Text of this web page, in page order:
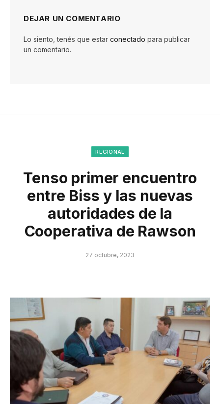
DEJAR UN COMENTARIO
Lo siento, tenés que estar conectado para publicar
un comentario.
REGIONAL
Tenso primer encuentro
entre Biss y las nuevas
autoridades de la
Cooperativa de Rawson
27 octubre, 2023